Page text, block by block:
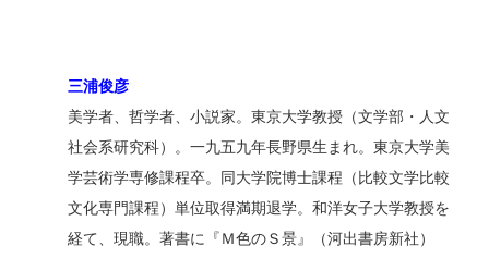
三浦俊彦
美学者、哲学者、小説家。東京大学教授（文学部・人文
社会系研究科）。一九五九年長野県生まれ。東京大学美
学芸術学専修課程卒。同大学院博士課程（比較文学比較
文化専門課程）単位取得満期退学。和洋女子大学教授を
経て、現職。著書に『Ｍ色のＳ景』（河出書房新社）